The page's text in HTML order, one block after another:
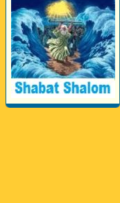
Perwerde ya Zimanê
Kurdî û Îngîlîzî